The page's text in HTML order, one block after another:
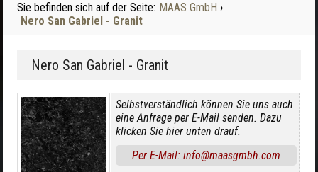
Sie befinden sich auf der Seite: MAAS GmbH ›
Nero San Gabriel - Granit
Nero San Gabriel - Granit
Selbstverständlich können Sie uns auch
eine Anfrage per E-Mail senden. Dazu
klicken Sie hier unten drauf.
Per E-Mail: info@maasgmbh.com